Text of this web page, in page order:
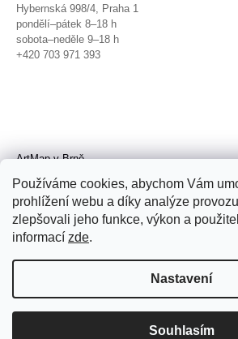
Používáme cookies, abychom Vám
prohlížení webu a díky analýze
zlepšovali jeho funkce, výkon a
informací zde.
Nastavení
Souhlasím
Hybernská 998/4, Praha 1
pondělí–pátek 8–18 h
sobota–neděle 9–18 h
+420 703 971 393
ArtMap v Brně
Radnická 4, Brno
úterý–pátek 11–19 h
sobota 14–19 h
+420 702 152 298